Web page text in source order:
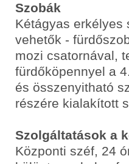
Szobák
Kétágyas erkélyes
vehetők -
mozi csatornával,
fürdőköpennyel a
és összenyitható
részére kialakított
Szolgáltatások a
Központi széf, 24